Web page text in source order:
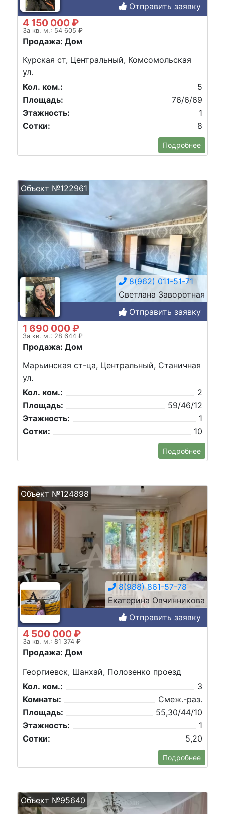
Отправить заявку
4 150 000 ₽
За кв. м.: 54 605 ₽
Продажа: Дом
Курская ст, Центральный, Комсомольская
ул.
Кол. ком.:
5
Площадь:
76/6/69
Этажность:
1
Сотки:
8
Подробнее
Объект №122961
8(962) 011-51-71
Светлана Заворотная
Отправить заявку
1 690 000 ₽
За кв. м.: 28 644 ₽
Продажа: Дом
Марьинская ст-ца, Центральный, Станичная
ул.
Кол. ком.:
2
Площадь:
59/46/12
Этажность:
1
Сотки:
10
Подробнее
Объект №124898
8(988) 861-57-78
Екатерина Овчинникова
Отправить заявку
4 500 000 ₽
За кв. м.: 81 374 ₽
Продажа: Дом
Георгиевск, Шанхай, Полозенко проезд
Кол. ком.:
3
Комнаты:
Смеж.-раз.
Площадь:
55,30/44/10
Этажность:
1
Сотки:
5,20
Подробнее
Объект №95640